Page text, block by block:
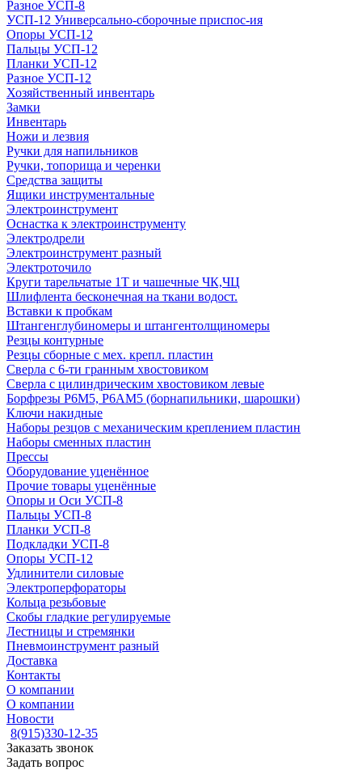
Разное УСП-8
УСП-12 Универсально-сборочные приспос-ия
Опоры УСП-12
Пальцы УСП-12
Планки УСП-12
Разное УСП-12
Хозяйственный инвентарь
Замки
Инвентарь
Ножи и лезвия
Ручки для напильников
Ручки, топорища и черенки
Средства защиты
Ящики инструментальные
Электроинструмент
Оснастка к электроинструменту
Электродрели
Электроинструмент разный
Электроточило
Круги тарельчатые 1Т и чашечные ЧК,ЧЦ
Шлифлента бесконечная на ткани водост.
Вставки к пробкам
Штангенглубиномеры и штангентолщиномеры
Резцы контурные
Резцы сборные с мех. крепл. пластин
Сверла с 6-ти гранным хвостовиком
Сверла с цилиндрическим хвостовиком левые
Борфрезы Р6М5, Р6АМ5 (борнапильники, шарошки)
Ключи накидные
Наборы резцов с механическим креплением пластин
Наборы сменных пластин
Прессы
Оборудование уценённое
Прочие товары уценённые
Опоры и Оси УСП-8
Пальцы УСП-8
Планки УСП-8
Подкладки УСП-8
Опоры УСП-12
Удлинители силовые
Электроперфораторы
Кольца резьбовые
Скобы гладкие регулируемые
Лестницы и стремянки
Пневмоинструмент разный
Доставка
Контакты
О компании
О компании
Новости
8(915)330-12-35
Заказать звонок
Задать вопрос